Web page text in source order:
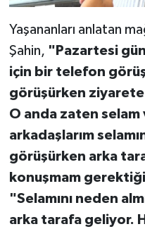
Yaşananları anlatan
Şahin, "Pazartesi
için bir telefon
görüşürken ziyarete
O anda zaten
arkadaşlarım
görüşürken arka
konuşmam
"Selamını neden
arka tarafa geliyor.